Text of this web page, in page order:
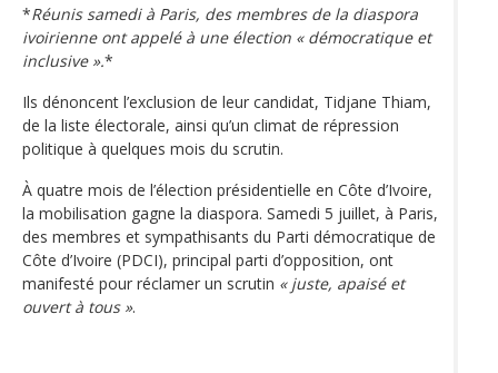
*Réunis samedi à Paris, des membres de la diaspora
ivoirienne ont appelé à une élection « démocratique et
inclusive ».*
Ils dénoncent l’exclusion de leur candidat, Tidjane Thiam,
de la liste électorale, ainsi qu’un climat de répression
politique à quelques mois du scrutin.
À quatre mois de l’élection présidentielle en Côte d’Ivoire,
la mobilisation gagne la diaspora. Samedi 5 juillet, à Paris,
des membres et sympathisants du Parti démocratique de
Côte d’Ivoire (PDCI), principal parti d’opposition, ont
manifesté pour réclamer un scrutin « juste, apaisé et
ouvert à tous ».